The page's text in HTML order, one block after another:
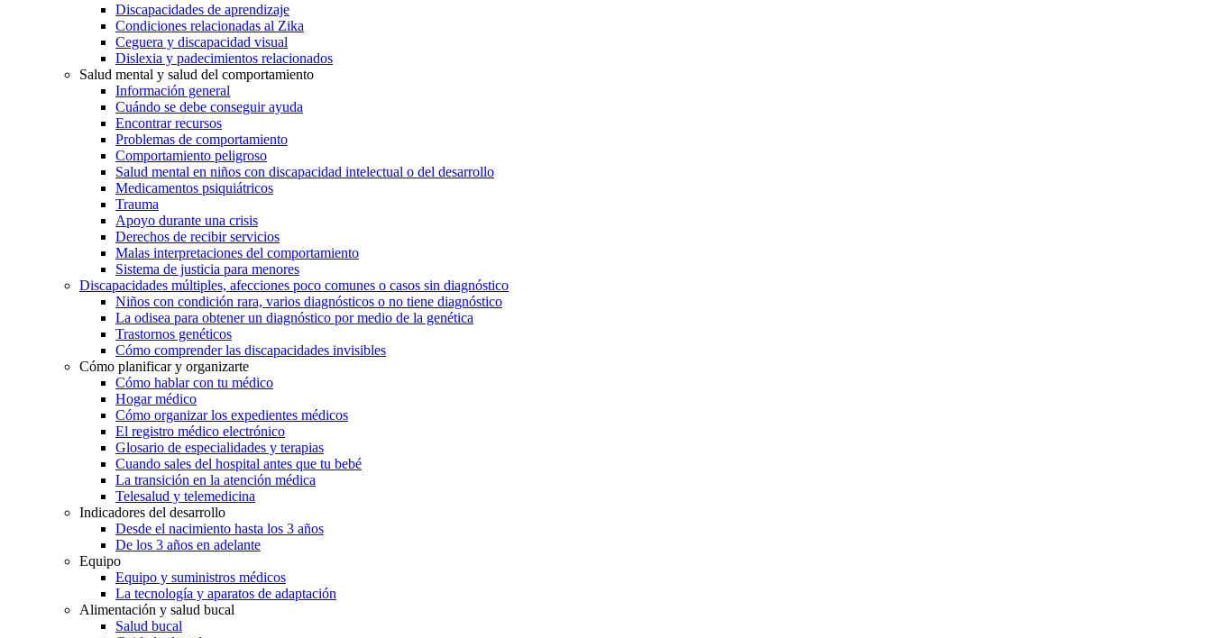
Discapacidades de aprendizaje
Condiciones relacionadas al Zika
Ceguera y discapacidad visual
Dislexia y padecimientos relacionados
Salud mental y salud del comportamiento
Información general
Cuándo se debe conseguir ayuda
Encontrar recursos
Problemas de comportamiento
Comportamiento peligroso
Salud mental en niños con discapacidad intelectual o del desarrollo
Medicamentos psiquiátricos
Trauma
Apoyo durante una crisis
Derechos de recibir servicios
Malas interpretaciones del comportamiento
Sistema de justicia para menores
Discapacidades múltiples, afecciones poco comunes o casos sin diagnóstico
Niños con condición rara, varios diagnósticos o no tiene diagnóstico
La odisea para obtener un diagnóstico por medio de la genética
Trastornos genéticos
Cómo comprender las discapacidades invisibles
Cómo planificar y organizarte
Cómo hablar con tu médico
Hogar médico
Cómo organizar los expedientes médicos
El registro médico electrónico
Glosario de especialidades y terapias
Cuando sales del hospital antes que tu bebé
La transición en la atención médica
Telesalud y telemedicina
Indicadores del desarrollo
Desde el nacimiento hasta los 3 años
De los 3 años en adelante
Equipo
Equipo y suministros médicos
La tecnología y aparatos de adaptación
Alimentación y salud bucal
Salud bucal